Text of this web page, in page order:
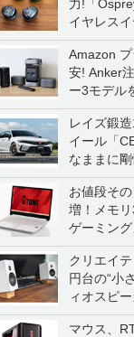
力!「
イヤレスイ
一気に聴く
Amazon
安! Anker
ー3モデル
レイズ鍛
イール「
なままに
お値段そ
増！メモ
ゲーミング
クリエイ
円台の“小
ィオスピ
マウス、